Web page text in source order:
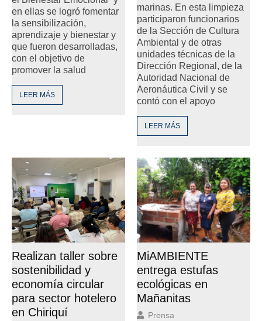
en ellas se logró fomentar
la sensibilización,
aprendizaje y bienestar y
que fueron desarrolladas,
con el objetivo de
promover la salud
LEER MÁS
marinas. En esta limpieza
participaron funcionarios
de la Sección de Cultura
Ambiental y de otras
unidades técnicas de la
Dirección Regional, de la
Autoridad Nacional de
Aeronáutica Civil y se
contó con el apoyo
LEER MÁS
Realizan taller sobre
sostenibilidad y
economía circular
para sector hotelero
en Chiriquí
MiAMBIENTE
entrega estufas
ecológicas en
Mañanitas
Prensa